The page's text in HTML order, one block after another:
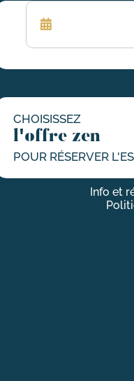
CHOISISSEZ
l'offre zen
POUR RÉSERVER
Info et